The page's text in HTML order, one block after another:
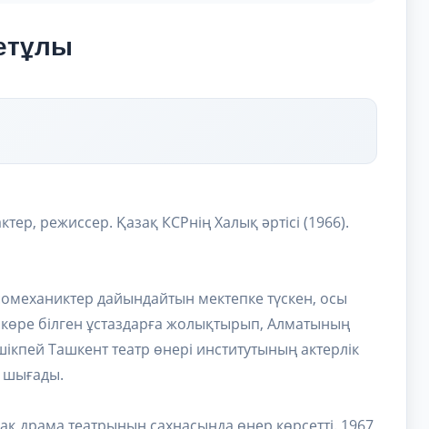
режиссер. Қазақ КСРнің Халық әртісі (1966).
дайындайтын мектепке түскен, осы
көре білген ұстаздарға жолықтырып, Алматының
Ташкент театр өнері институтының актерлік
шығады.